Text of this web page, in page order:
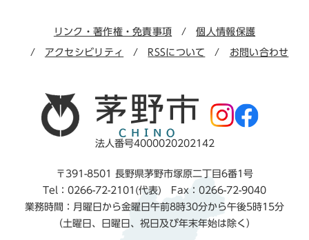
リンク・著作権・免責事項 個人情報保護
アクセシビリティ RSSについて お問い合わせ
法人番号4000020202142
〒391-8501 長野県茅野市塚原二丁目6番1号
Tel：0266-72-2101(代表) Fax：0266-72-9040
業務時間：月曜日から金曜日午前8時30分から午後5時15分
（土曜日、日曜日、祝日及び年末年始は除く）